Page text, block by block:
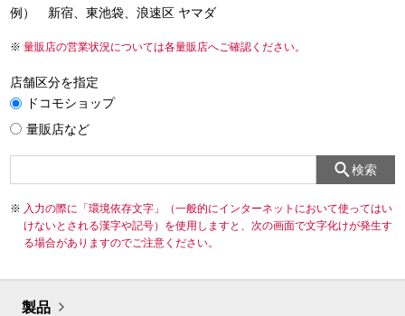
例） 新宿、東池袋、浪速区 ヤマダ
量販店の営業状況については各量販店へご確認ください。
店舗区分を指定
ドコモショップ
量販店など
検索
入力の際に「環境依存文字」（一般的にインターネットにおいて使ってはい
けないとされる漢字や記号）を使用しますと、次の画面で文字化けが発生す
る場合がありますのでご注意ください。
製品